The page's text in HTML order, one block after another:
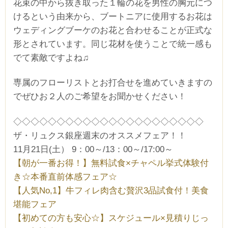
花束の中から抜き取った１輪の花を男性の胸元につ
けるという由来から、ブートニアに使用するお花は
ウェディングブーケのお花と合わせることが正式な
形とされています。同じ花材を使うことで統一感も
でて素敵ですよね♫
専属のフローリストとお打合せを進めていきますの
でぜひお２人のご希望をお聞かせください！
◇◇◇◇◇◇◇◇◇◇◇◇◇◇◇◇◇◇◇◇◇◇
ザ・リュクス銀座週末のオススメフェア！！
11月21日(土） 9：00～/13：00～/17:00～
【朝が一番お得！】無料試食×チャペル挙式体験付
き☆本番直前体感フェア☆
【人気No,1】牛フィレ肉含む贅沢3品試食付！美食
堪能フェア
【初めての方も安心☆】スケジュール×見積りじっ